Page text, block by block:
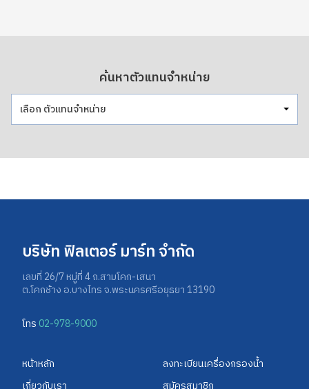
ค้นหาตัวแทนจำหน่าย
เลือก ตัวแทนจำหน่าย
บริษัท ฟิลเตอร์ มาร์ท จำกัด
เลขที่ 26/7 หมู่ที่ 4 ถ.สามโคก-เสนา
ต.โคกช้าง อ.บางไทร จ.พระนครศรีอยุธยา 13190
โทร 02-978-9000
หน้าหลัก
ลงทะเบียนเครื่องกรองน้ำ